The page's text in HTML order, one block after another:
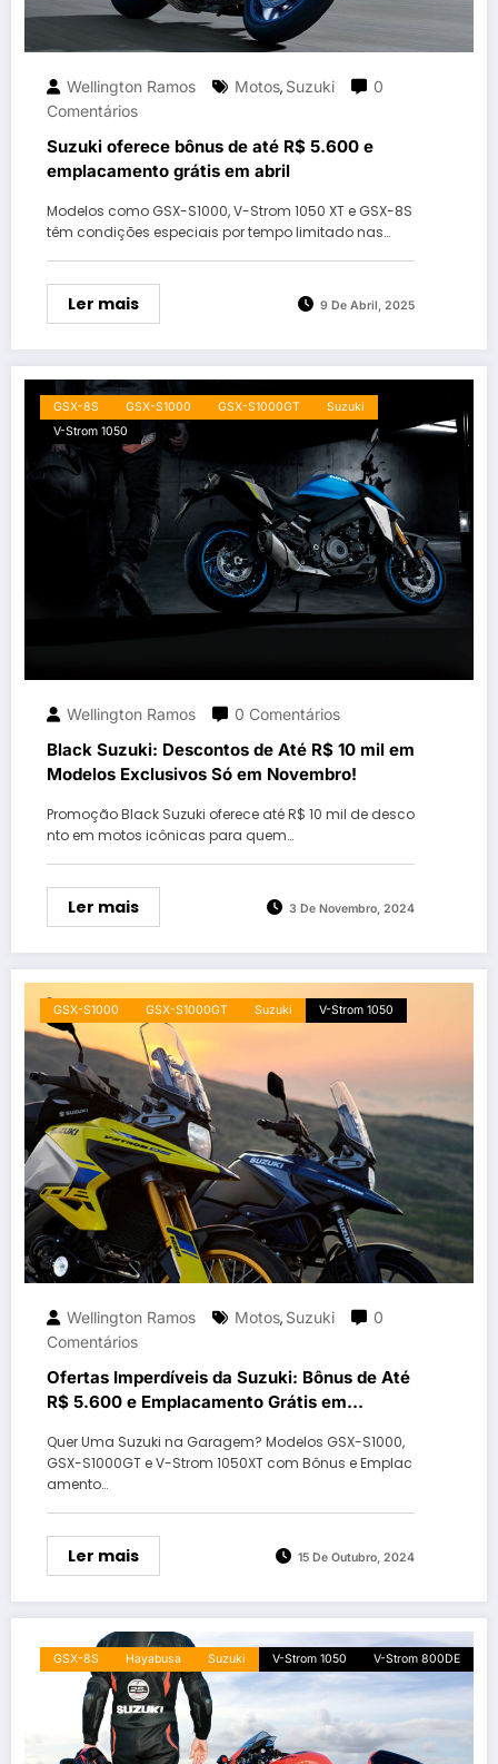
Wellington Ramos Motos, Suzuki
0
Comentários
Suzuki oferece bônus de até R$ 5.600 e
emplacamento grátis em abril
Modelos como GSX-S1000, V-Strom 1050 XT e GSX-8S
têm condições especiais por tempo limitado nas…
Ler mais 9 De Abril, 2025
GSX-8S GSX-S1000 GSX-S1000GT
Suzuki
V-Strom 1050
Wellington Ramos 0 Comentários
Black Suzuki: Descontos de Até R$ 10 mil em
Modelos Exclusivos Só em Novembro!
Promoção Black Suzuki oferece até R$ 10 mil de desco
nto em motos icônicas para quem…
Ler mais 3 De Novembro, 2024
GSX-S1000 GSX-S1000GT Suzuki V-Strom 1050
Wellington Ramos Motos, Suzuki
0
Comentários
Ofertas Imperdíveis da Suzuki: Bônus de Até
R$ 5.600 e Emplacamento Grátis em
Quer Uma Suzuki na Garagem? Modelos GSX-S1000,
GSX-S1000GT e V-Strom 1050XT com Bônus e Emplac
amento…
Ler mais 15 De Outubro, 2024
GSX-8S Hayabusa Suzuki V-Strom 1050 V-Strom 800DE